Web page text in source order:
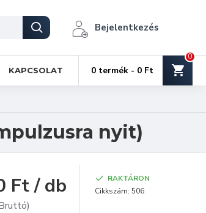
Bejelentkezés
KAPCSOLAT 0 termék - 0 Ft
0
nyit)
Ft / db
RAKTÁRON
Cikkszám: 506